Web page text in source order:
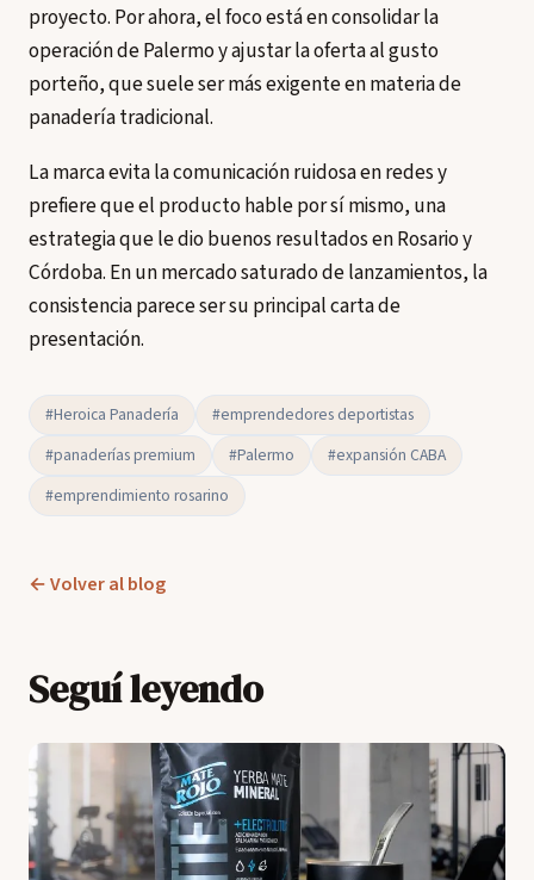
proyecto. Por ahora, el foco está en consolidar la
operación de Palermo y ajustar la oferta al gusto
porteño, que suele ser más exigente en materia de
panadería tradicional.
La marca evita la comunicación ruidosa en redes y
prefiere que el producto hable por sí mismo, una
estrategia que le dio buenos resultados en Rosario y
Córdoba. En un mercado saturado de lanzamientos, la
consistencia parece ser su principal carta de
presentación.
#Heroica Panadería
#emprendedores deportistas
#panaderías premium
#Palermo
#expansión CABA
#emprendimiento rosarino
← Volver al blog
Seguí leyendo